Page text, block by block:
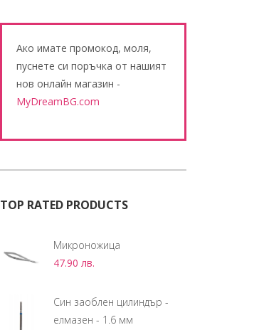
Ако имате промокод, моля,
пуснете си поръчка от нашият
нов онлайн магазин -
MyDreamBG.com
TOP RATED PRODUCTS
Микроножица
47.90 лв.
Син заоблен цилиндър -
елмазен - 1.6 мм